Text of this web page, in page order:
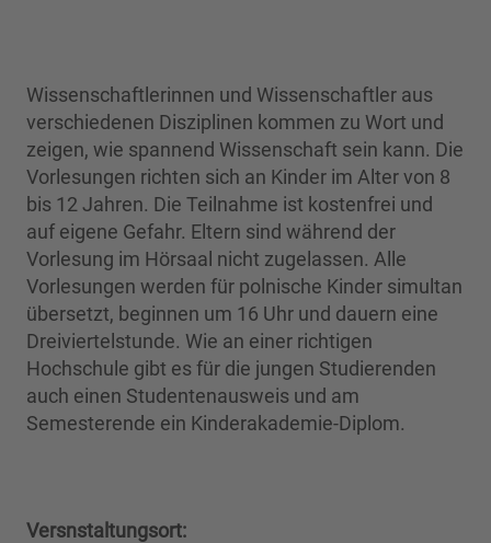
Wissenschaftlerinnen und Wissenschaftler aus
verschiedenen Disziplinen kommen zu Wort und
zeigen, wie spannend Wissenschaft sein kann. Die
Vorlesungen richten sich an Kinder im Alter von 8
bis 12 Jahren. Die Teilnahme ist kostenfrei und
auf eigene Gefahr. Eltern sind während der
Vorlesung im Hörsaal nicht zugelassen. Alle
Vorlesungen werden für polnische Kinder simultan
übersetzt, beginnen um 16 Uhr und dauern eine
Dreiviertelstunde. Wie an einer richtigen
Hochschule gibt es für die jungen Studierenden
auch einen Studentenausweis und am
Semesterende ein Kinderakademie-Diplom.
Versnstaltungsort: